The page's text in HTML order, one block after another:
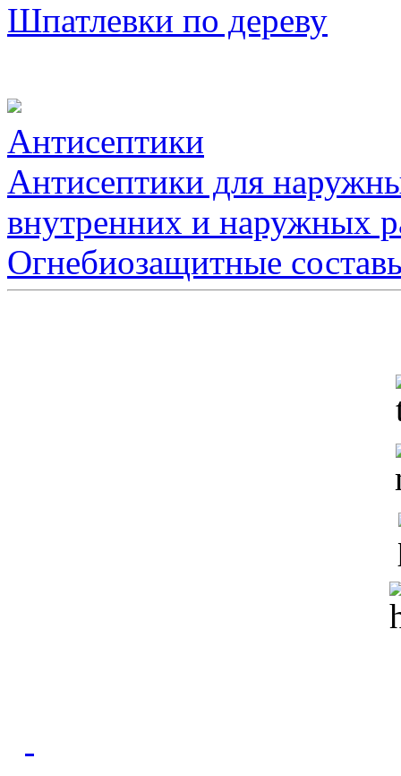
Шпатлевки по дереву
Антисептики
Антисептики для
внутренних и наружных
Огнебиозащитные